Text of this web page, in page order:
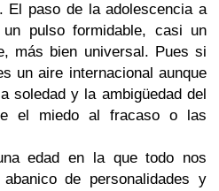
El paso de la adolescencia a
pulso formidable, casi un
más bien universal. Pues si
un aire internacional aunque
soledad y la ambigüedad del
el miedo al fracaso o las
edad en la que todo nos
de personalidades y